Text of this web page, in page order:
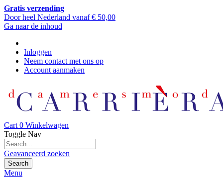
Gratis verzending
Door heel Nederland vanaf € 50,00
Ga naar de inhoud
Inloggen
Neem contact met ons op
Account aanmaken
Cart 0 Winkelwagen
Toggle Nav
Geavanceerd zoeken
Search
Menu